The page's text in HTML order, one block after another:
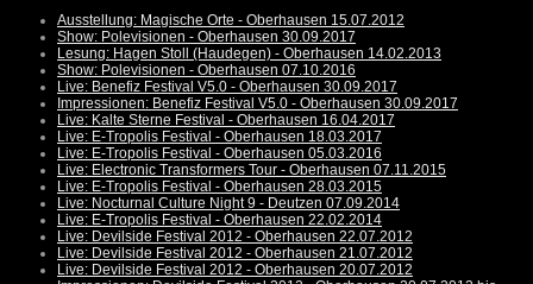
Ausstellung: Magische Orte - Oberhausen 15.07.2012
Show: Polevisionen - Oberhausen 30.09.2017
Lesung: Hagen Stoll (Haudegen) - Oberhausen 14.02.2013
Show: Polevisionen - Oberhausen 07.10.2016
Live: Benefiz Festival V5.0 - Oberhausen 30.09.2017
Impressionen: Benefiz Festival V5.0 - Oberhausen 30.09.2017
Live: Kalte Sterne Festival - Oberhausen 16.04.2017
Live: E-Tropolis Festival - Oberhausen 18.03.2017
Live: E-Tropolis Festival - Oberhausen 05.03.2016
Live: Electronic Transformers Tour - Oberhausen 07.11.2015
Live: E-Tropolis Festival - Oberhausen 28.03.2015
Live: Nocturnal Culture Night 9 - Deutzen 07.09.2014
Live: E-Tropolis Festival - Oberhausen 22.02.2014
Live: Devilside Festival 2012 - Oberhausen 22.07.2012
Live: Devilside Festival 2012 - Oberhausen 21.07.2012
Live: Devilside Festival 2012 - Oberhausen 20.07.2012